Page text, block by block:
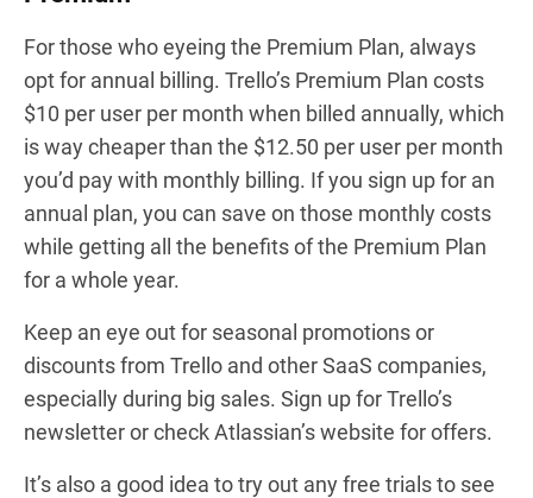
For those who eyeing the Premium Plan, always
opt for annual billing. Trello’s Premium Plan costs
$10 per user per month when billed annually, which
is way cheaper than the $12.50 per user per month
you’d pay with monthly billing. If you sign up for an
annual plan, you can save on those monthly costs
while getting all the benefits of the Premium Plan
for a whole year.
Keep an eye out for seasonal promotions or
discounts from Trello and other SaaS companies,
especially during big sales. Sign up for Trello’s
newsletter or check Atlassian’s website for offers.
It’s also a good idea to try out any free trials to see